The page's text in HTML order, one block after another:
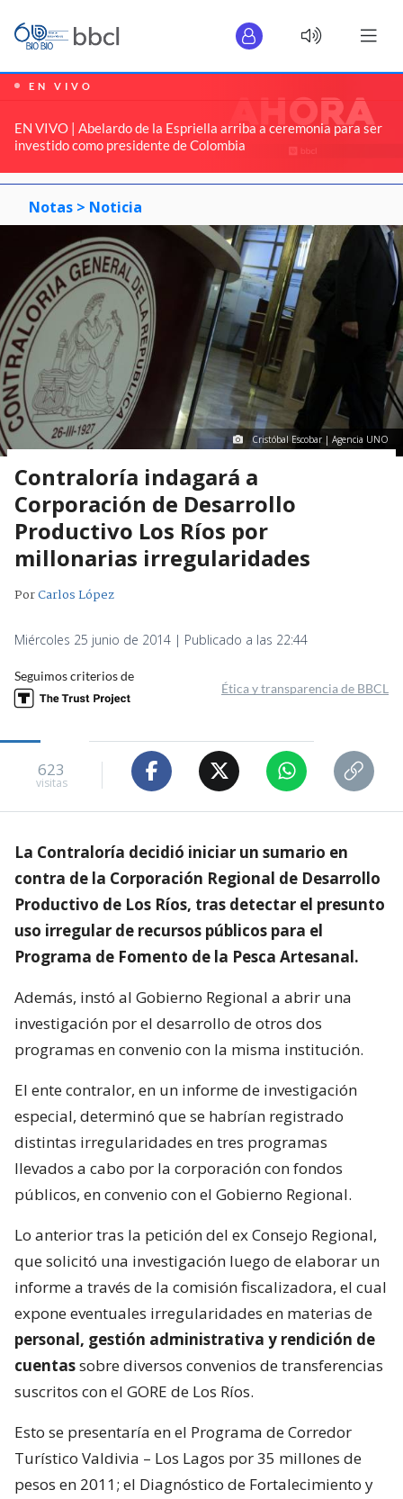
EN VIVO
EN VIVO | Abelardo de la Espriella arriba a ceremonia para ser
investido como presidente de Colombia
Notas > Noticia
Cristóbal Escobar | Agencia UNO
Contraloría indagará a
Corporación de Desarrollo
Productivo Los Ríos por
millonarias irregularidades
PorCarlos López
Miércoles 25 junio de 2014 | Publicado a las 22:44
Seguimos criterios de
Ética y transparencia de BBCL
623
visitas
La Contraloría decidió iniciar un sumario en
contra de la Corporación Regional de Desarrollo
Productivo de Los Ríos, tras detectar el presunto
uso irregular de recursos públicos para el
Programa de Fomento de la Pesca Artesanal.
Además, instó al Gobierno Regional a abrir una
investigación por el desarrollo de otros dos
programas en convenio con la misma institución.
El ente contralor, en un informe de investigación
especial, determinó que se habrían registrado
distintas irregularidades en tres programas
llevados a cabo por la corporación con fondos
públicos, en convenio con el Gobierno Regional.
Lo anterior tras la petición del ex Consejo Regional,
que solicitó una investigación luego de elaborar un
informe a través de la comisión fiscalizadora, el cual
expone eventuales irregularidades en materias de
personal, gestión administrativa y rendición de
cuentassobre diversos convenios de transferencias
suscritos con el GORE de Los Ríos.
Esto se presentaría en el Programa de Corredor
Turístico Valdivia – Los Lagos por 35 millones de
pesos en 2011; el Diagnóstico de Fortalecimiento y